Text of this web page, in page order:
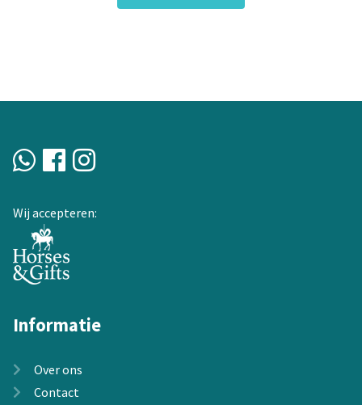
€100,00.€72,95.
optie
Wij accepteren:
Informatie
Over ons
Contact